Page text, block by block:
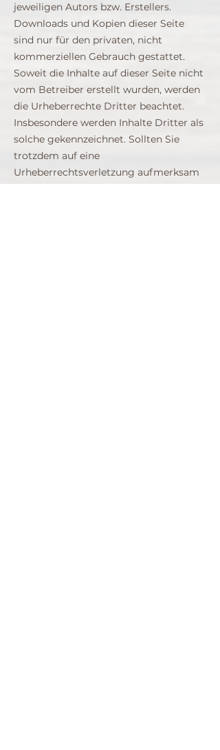
jeweiligen Autors bzw. Erstellers.
Downloads und Kopien dieser Seite
sind nur für den privaten, nicht
kommerziellen Gebrauch gestattet.
Soweit die Inhalte auf dieser Seite nicht
vom Betreiber erstellt wurden, werden
die Urheberrechte Dritter beachtet.
Insbesondere werden Inhalte Dritter als
solche gekennzeichnet. Sollten Sie
trotzdem auf eine
Urheberrechtsverletzung aufmerksam